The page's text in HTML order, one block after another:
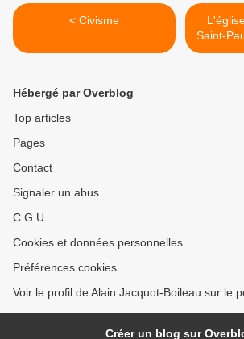
< Civisme
Hébergé par Overblog
Top articles
Pages
Contact
Signaler un abus
C.G.U.
Cookies et données personnelles
Préférences cookies
Voir le profil de Alain Jacquot-Boileau sur le
Créer un blog sur